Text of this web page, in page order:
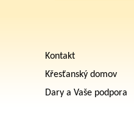
Kontakt
Křesťanský domov
Dary a Vaše podpora